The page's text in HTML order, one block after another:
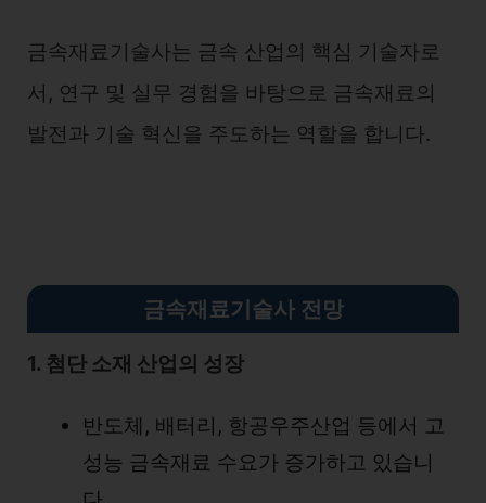
금속재료기술사는 금속 산업의 핵심 기술자로
서, 연구 및 실무 경험을 바탕으로 금속재료의
발전과 기술 혁신을 주도하는 역할을 합니다.
금속재료기술사 전망
1. 첨단 소재 산업의 성장
반도체, 배터리, 항공우주산업 등에서 고
성능 금속재료 수요가 증가하고 있습니